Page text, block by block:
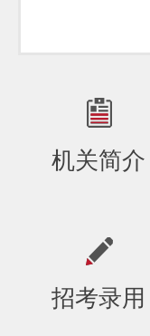
机关简介
招考录用